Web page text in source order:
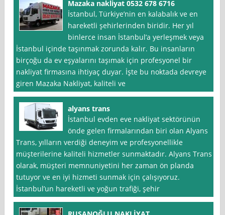
Mazaka nakliyat 0532 678 6716
İstanbul, Türkiye’nin en kalabalık ve en
hareketli şehirlerinden biridir. Her yıl
binlerce insan İstanbul’a yerleşmek veya
İstanbul içinde taşınmak zorunda kalır. Bu insanların
birçoğu da ev eşyalarını taşımak için profesyonel bir
nakliyat firmasına ihtiyaç duyar. İşte bu noktada devreye
giren Mazaka Nakliyat, kaliteli ve
alyans trans
İstanbul evden eve nakliyat sektörünün
önde gelen firmalarından biri olan Alyans
Trans, yılların verdiği deneyim ve profesyonellikle
müşterilerine kaliteli hizmetler sunmaktadır. Alyans Trans
olarak, müşteri memnuniyetini her zaman ön planda
tutuyor ve en iyi hizmeti sunmak için çalışıyoruz.
İstanbul’un hareketli ve yoğun trafiği, şehir